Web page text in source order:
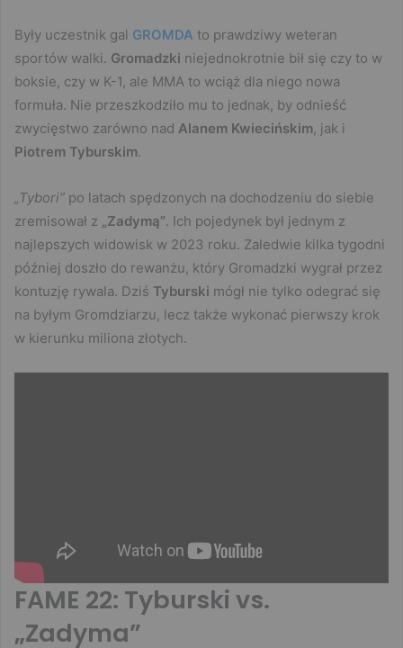
Były uczestnik gal GROMDA to prawdziwy weteran
sportów walki. Gromadzki niejednokrotnie bił się czy to w
boksie, czy w K-1, ale MMA to wciąż dla niego nowa
formuła. Nie przeszkodziło mu to jednak, by odnieść
zwycięstwo zarówno nad Alanem Kwiecińskim, jak i
Piotrem Tyburskim.
„Tybori” po latach spędzonych na dochodzeniu do siebie
zremisował z
„Zadymą”. Ich pojedynek był jednym z
najlepszych widowisk w 2023 roku. Zaledwie kilka tygodni
później doszło do rewanżu, który Gromadzki wygrał przez
kontuzję rywala. Dziś Tyburski mógł nie tylko odegrać się
na byłym Gromdziarzu, lecz także wykonać pierwszy krok
w kierunku miliona złotych.
FAME 22: Tyburski vs.
„Zadyma”